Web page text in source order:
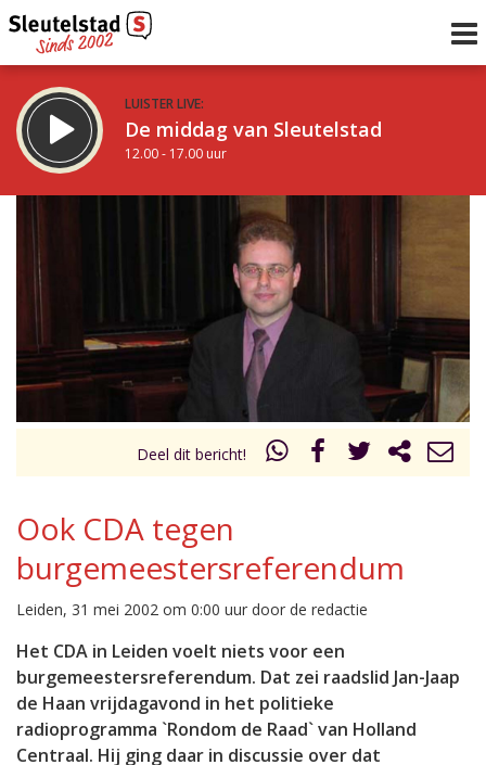
LUISTER LIVE:
De middag van Sleutelstad
12.00 - 17.00 uur
Sleutelstad 30
17.00 - 19.00 uur
Vorig uur
uur 1 van 0
Deel dit bericht!
Ook CDA tegen
burgemeestersreferendum
Leiden, 31 mei 2002 om 0:00 uur door de redactie
Het CDA in Leiden voelt niets voor een
burgemeestersreferendum. Dat zei raadslid Jan-Jaap
de Haan vrijdagavond in het politieke
radioprogramma `Rondom de Raad` van Holland
Centraal. Hij ging daar in discussie over dat